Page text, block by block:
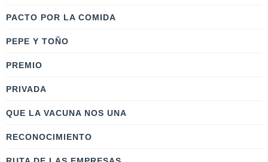
PACTO POR LA COMIDA
PEPE Y TOÑO
PREMIO
PRIVADA
QUE LA VACUNA NOS UNA
RECONOCIMIENTO